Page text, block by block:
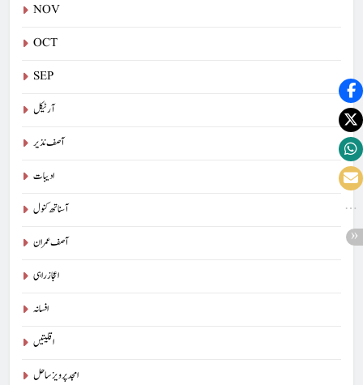
NOV
OCT
SEP
آرٹیکل
آصف نذیر
ادیبات
آسناتھ کنول
آصف عمران
اعجاز راہی
افسانہ
اقلیتیں
امجد پرویز ساحل